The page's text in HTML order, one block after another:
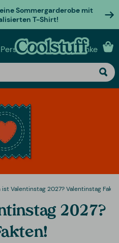
Sommergarderobe mit
T-Shirt!
Personalisierte geschenke
ist Valentinstag 2027? Valentinstag
2027?